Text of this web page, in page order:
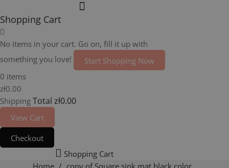
Shopping Cart
No items in your cart. Go on, fill it up with
something you love!
Start Shopping Now
0 items
zł0.00
Shipping Total zł0.00
View Cart
Checkout
Shopping Cart